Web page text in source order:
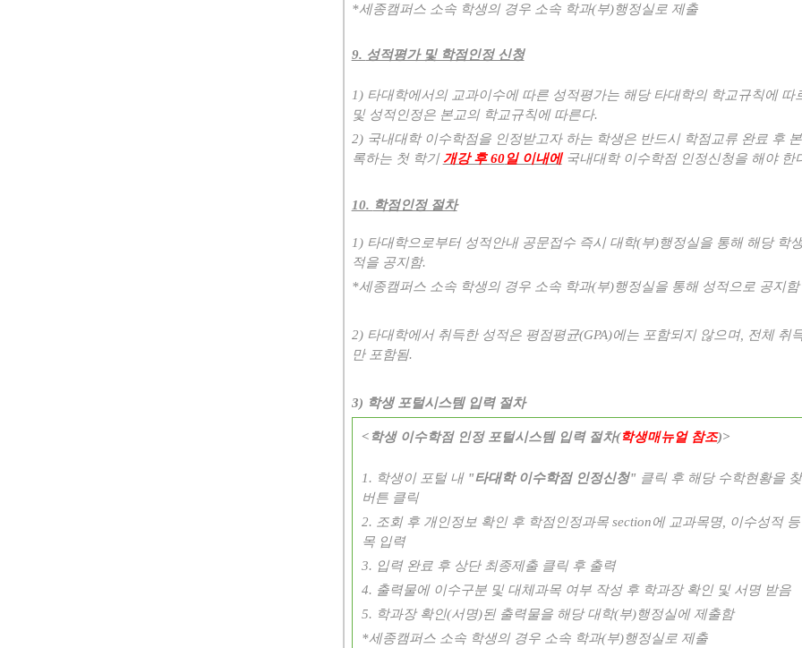
*세종캠퍼스 소속 학생의 경우 소속 학과(부)행정실로 제출
9. 성적평가 및 학점인정 신청
1) 타대학에서의 교과이수에 따른 성적평가는 해당 타대학의 학교규칙에 따
및 성적인정은 본교의 학교규칙에 따른다.
2) 국내대학 이수학점을 인정받고자 하는 학생은 반드시 학점교류 완료 후
록하는 첫 학기개강 후60일 이내에 국내대학 이수학점 인정신청을 해야 한
10. 학점인정 절차
1) 타대학으로부터 성적안내 공문접수 즉시 대학(부)행정실을 통해 해당 학
적을 공지함.
*세종캠퍼스 소속 학생의 경우 소속 학과(부)행정실을 통해 성적으로 공지함
2) 타대학에서 취득한 성적은 평점평균(GPA)에는 포함되지 않으며, 전체 취
만 포함됨.
3) 학생 포털시스템 입력 절차
< 학생 이수학점 인정 포털시스템 입력 절차(학생매뉴얼 참조)>
1. 학생이 포털 내 "타대학 이수학점 인정신청" 클릭 후 해당 수학현황을
버튼 클릭
2. 조회 후 개인정보 확인 후 학점인정과목 section에 교과목명, 이수성적
목 입력
3. 입력 완료 후 상단 최종제출 클릭 후 출력
4. 출력물에 이수구분 및 대체과목 여부 작성 후 학과장 확인 및 서명 받음
5. 학과장 확인(서명)된 출력물을 해당 대학(부)행정실에 제출함
*세종캠퍼스 소속 학생의 경우 소속 학과(부)행정실로 제출